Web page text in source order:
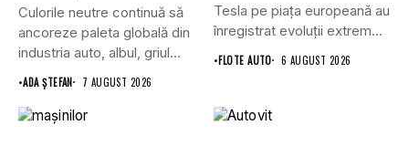
Culorile neutre continuă să
ancoreze paleta globală din
industria auto, albul, griul...
•ADA ȘTEFAN 7 AUGUST 2026
Tesla pe piața europeană au
înregistrat evoluții extrem
de...
•FLOTE AUTO 6 AUGUST 2026